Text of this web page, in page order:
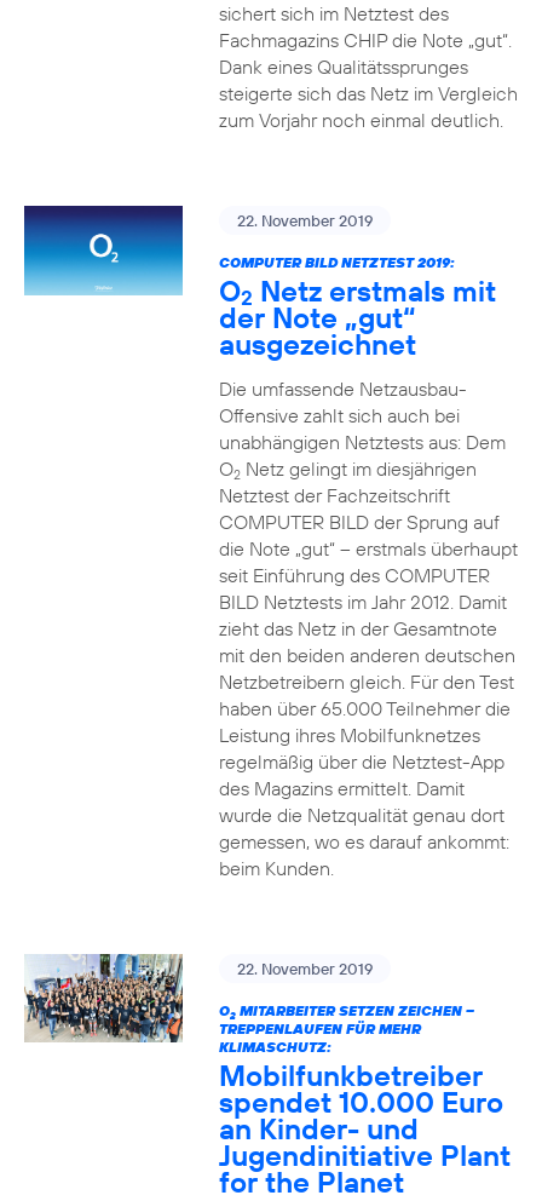
sichert sich im Netztest des
Fachmagazins CHIP die Note „gut“.
Dank eines Qualitätssprunges
steigerte sich das Netz im Vergleich
zum Vorjahr noch einmal deutlich.
22. November 2019
COMPUTER BILD NETZTEST 2019:
O2 Netz erstmals mit
der Note „gut“
ausgezeichnet
Die umfassende Netzausbau-
Offensive zahlt sich auch bei
unabhängigen Netztests aus: Dem
O2Netz gelingt im diesjährigen
Netztest der Fachzeitschrift
COMPUTER BILD der Sprung auf
die Note „gut“ – erstmals überhaupt
seit Einführung des COMPUTER
BILD Netztests im Jahr 2012. Damit
zieht das Netz in der Gesamtnote
mit den beiden anderen deutschen
Netzbetreibern gleich. Für den Test
haben über 65.000 Teilnehmer die
Leistung ihres Mobilfunknetzes
regelmäßig über die Netztest-App
des Magazins ermittelt. Damit
wurde die Netzqualität genau dort
gemessen, wo es darauf ankommt:
beim Kunden.
22. November 2019
O2MITARBEITER SETZEN ZEICHEN –
TREPPENLAUFEN FÜR MEHR
KLIMASCHUTZ:
Mobilfunkbetreiber
spendet 10.000 Euro
an Kinder- und
Jugendinitiative Plant
for the Planet